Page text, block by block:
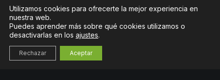
la docena
Utilizamos cookies para ofrecerte la mejor experiencia en
nuestra web.
Puedes aprender más sobre qué cookies utilizamos o
desactivarlas en los ajustes.
Aceptar
Rechazar